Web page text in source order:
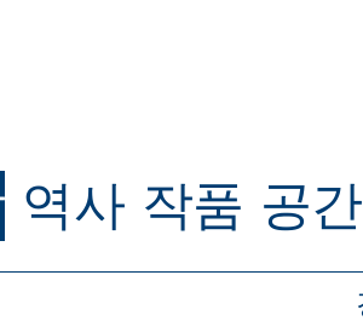
역사 작품 공간